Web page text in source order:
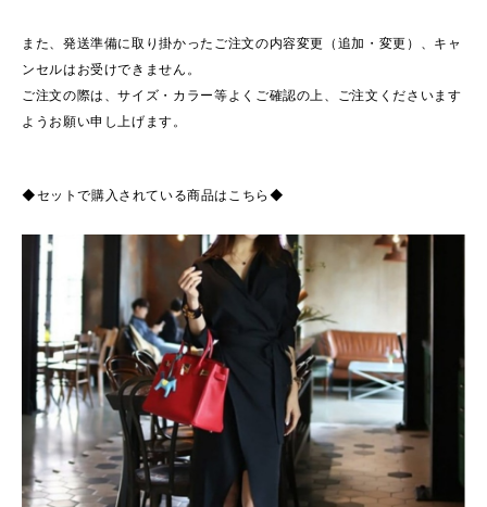
また、発送準備に取り掛かったご注文の内容変更（追加・変更）、キャ
ンセルはお受けできません。
ご注文の際は、サイズ・カラー等よくご確認の上、ご注文くださいます
ようお願い申し上げます。
◆セットで購入されている商品はこちら◆